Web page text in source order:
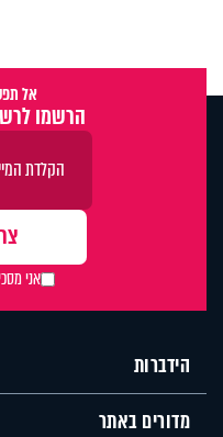
אל
הרשמו
אני
הידברות
מדורים באתר